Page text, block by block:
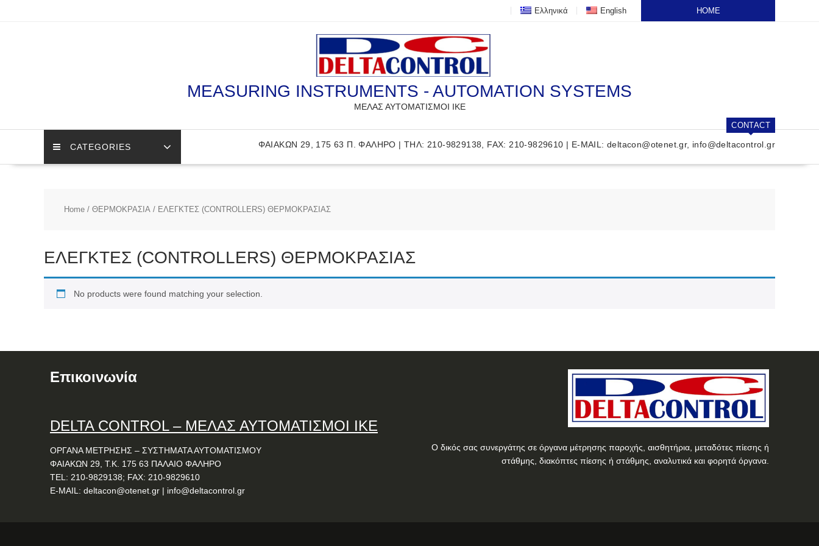
Ελληνικά English HOME
MEASURING INSTRUMENTS - AUTOMATION SYSTEMS
ΜΕΛΑΣ ΑΥΤΟΜΑΤΙΣΜΟΙ ΙΚΕ
CATEGORIES
CONTACT
ΦΑΙΑΚΩΝ 29, 175 63 Π. ΦΑΛΗΡΟ | ΤΗΛ: 210-9829138, FAX: 210-9829610 | E-MAIL: deltacon@otenet.gr, info@deltacontrol.gr
Home/ ΘΕΡΜΟΚΡΑΣΙΑ / ΕΛΕΓΚΤΕΣ (CONTROLLERS) ΘΕΡΜΟΚΡΑΣΙΑΣ
ΕΛΕΓΚΤΕΣ (CONTROLLERS) ΘΕΡΜΟΚΡΑΣΙΑΣ
No products were found matching your selection.
Επικοινωνία
DELTA CONTROL– ΜΕΛΑΣ ΑΥΤΟΜΑΤΙΣΜΟΙ ΙΚΕ
ΟΡΓΑΝΑ ΜΕΤΡΗΣΗΣ – ΣΥΣΤΗΜΑΤΑ ΑΥΤΟΜΑΤΙΣΜΟΥ
ΦΑΙΑΚΩΝ 29, Τ.Κ. 175 63 ΠΑΛΑΙΟ ΦΑΛΗΡΟ
TEL: 210-9829138; FAX: 210-9829610
E-MAIL: deltacon@otenet.gr | info@deltacontrol.gr
Ο δικός σας συνεργάτης σε όργανα μέτρησης παροχής, αισθητήρια, μεταδότες πίεσης ή
στάθμης, διακόπτες πίεσης ή στάθμης, αναλυτικά και φορητά όργανα.